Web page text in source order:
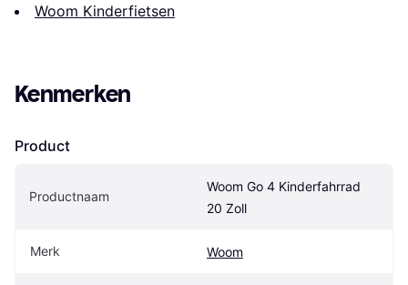
Woom Kinderfietsen
Kenmerken
Product
Productnaam
Woom Go 4 Kinderfahrrad
20 Zoll
Merk Woom